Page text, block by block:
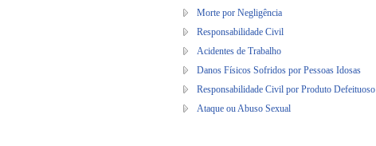
Morte por Negligência
Responsabilidade Civil
Acidentes de Trabalho
Danos Físicos Sofridos por Pessoas Idosas
Responsabilidade Civil por Produto Defeituoso
Ataque ou Abuso Sexual